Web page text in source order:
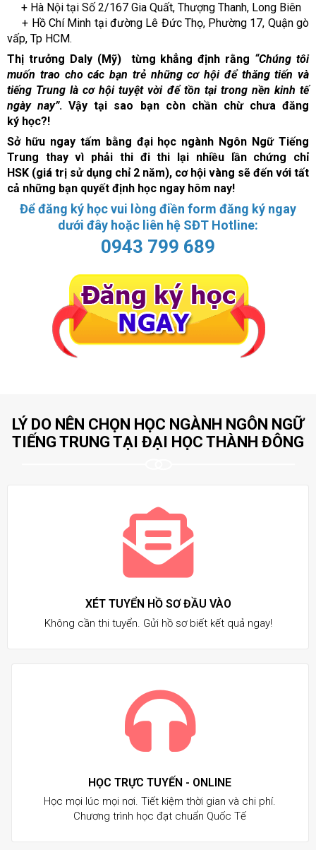
+ Hà Nội tại Số 2/167 Gia Quất, Thượng Thanh, Long Biên
+ Hồ Chí Minh tại đường Lê Đức Thọ, Phường 17, Quận gò
vấp, Tp HCM.
Thị trưởng Daly (Mỹ) từng khẳng định rằng “Chúng tôi
muốn trao cho các bạn trẻ những cơ hội để thăng tiến và
tiếng Trung là cơ hội tuyệt vời để tồn tại trong nền kinh tế
ngày nay”. Vậy tại sao bạn còn chần chừ chưa đăng
ký học?!
Sở hữu ngay tấm bằng đại học ngành Ngôn Ngữ Tiếng
Trung thay vì phải thi đi thi lại nhiều lần chứng chỉ
HSK (giá trị sử dụng chỉ 2 năm), cơ hội vàng sẽ đến với tất
cả những bạn quyết định học ngay hôm nay!
Để đăng ký học vui lòng điền form đăng ký ngay
dưới đây hoặc liên hệ SĐT Hotline:
0943 799 689
LÝ DO NÊN CHỌN HỌC NGÀNH NGÔN NGỮ
TIẾNG TRUNG TẠI ĐẠI HỌC THÀNH ĐÔNG
XÉT TUYỂN HỒ SƠ ĐẦU VÀO
Không cần thi tuyển. Gửi hồ sơ biết kết quả ngay!
HỌC TRỰC TUYẾN - ONLINE
Học mọi lúc mọi nơi. Tiết kiệm thời gian và chi phí.
Chương trình học đạt chuẩn Quốc Tế